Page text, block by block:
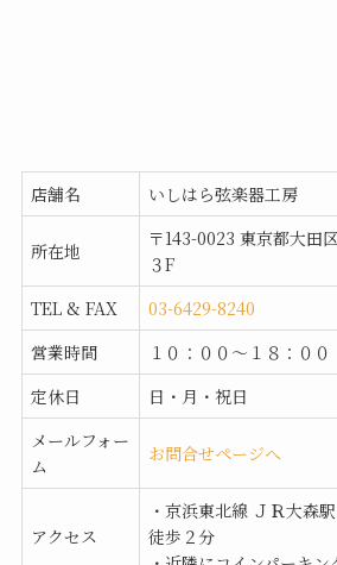
店舗名 いしはら弦楽器工房
所在地
〒143-0023 東京都大田
３F
TEL & FAX
03-6429-8240
営業時間
１０：００〜１８：００
定休日
日・月・祝日
メールフォー
ム
お問合せページへ
アクセス
・京浜東北線 ＪＲ大森
徒歩２分